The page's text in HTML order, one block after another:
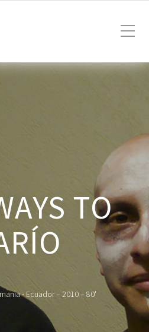
TO
∙ Ecuador – 2010 – 80'